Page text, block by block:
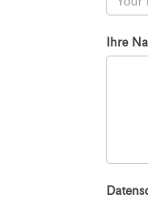
Ihre